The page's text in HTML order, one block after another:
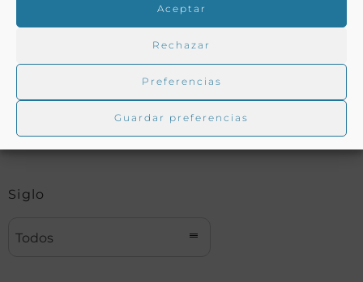
Aceptar
Rechazar
Preferencias
Guardar preferencias
Buscar
Autor
Siglo
Todos